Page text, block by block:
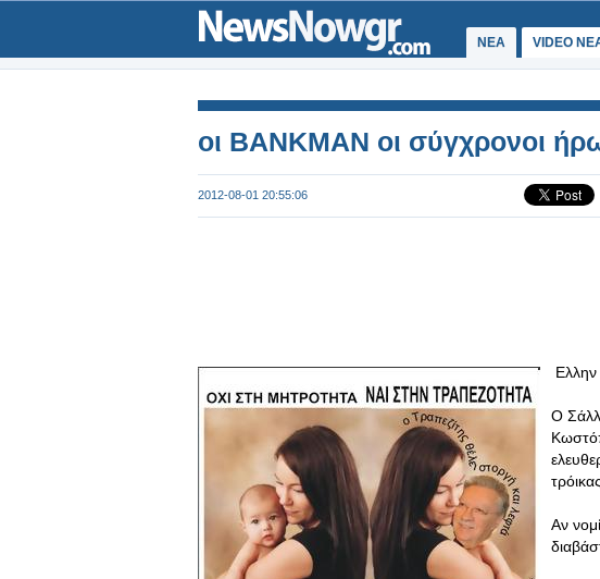
ΝΕΑ VIDEO
οι BANKMAN οι σύγχρονοι
2012-08-01 20:55:06
Ο
Αν